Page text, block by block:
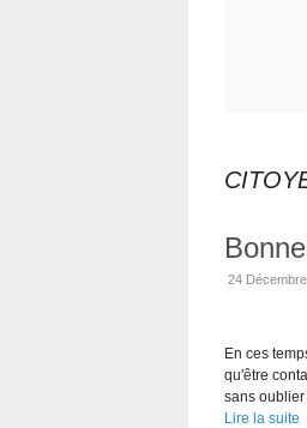
24
En ces
qu'être
sans
Lire la suite